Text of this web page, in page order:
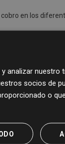
en los
analizar nuestro
socios de
o